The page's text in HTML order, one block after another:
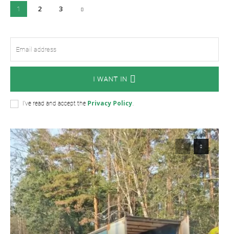
1 2 3
I WANT IN
I've read and accept the Privacy Policy.